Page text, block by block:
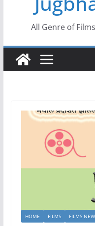
All Genre of
HOME FILMS FILMS